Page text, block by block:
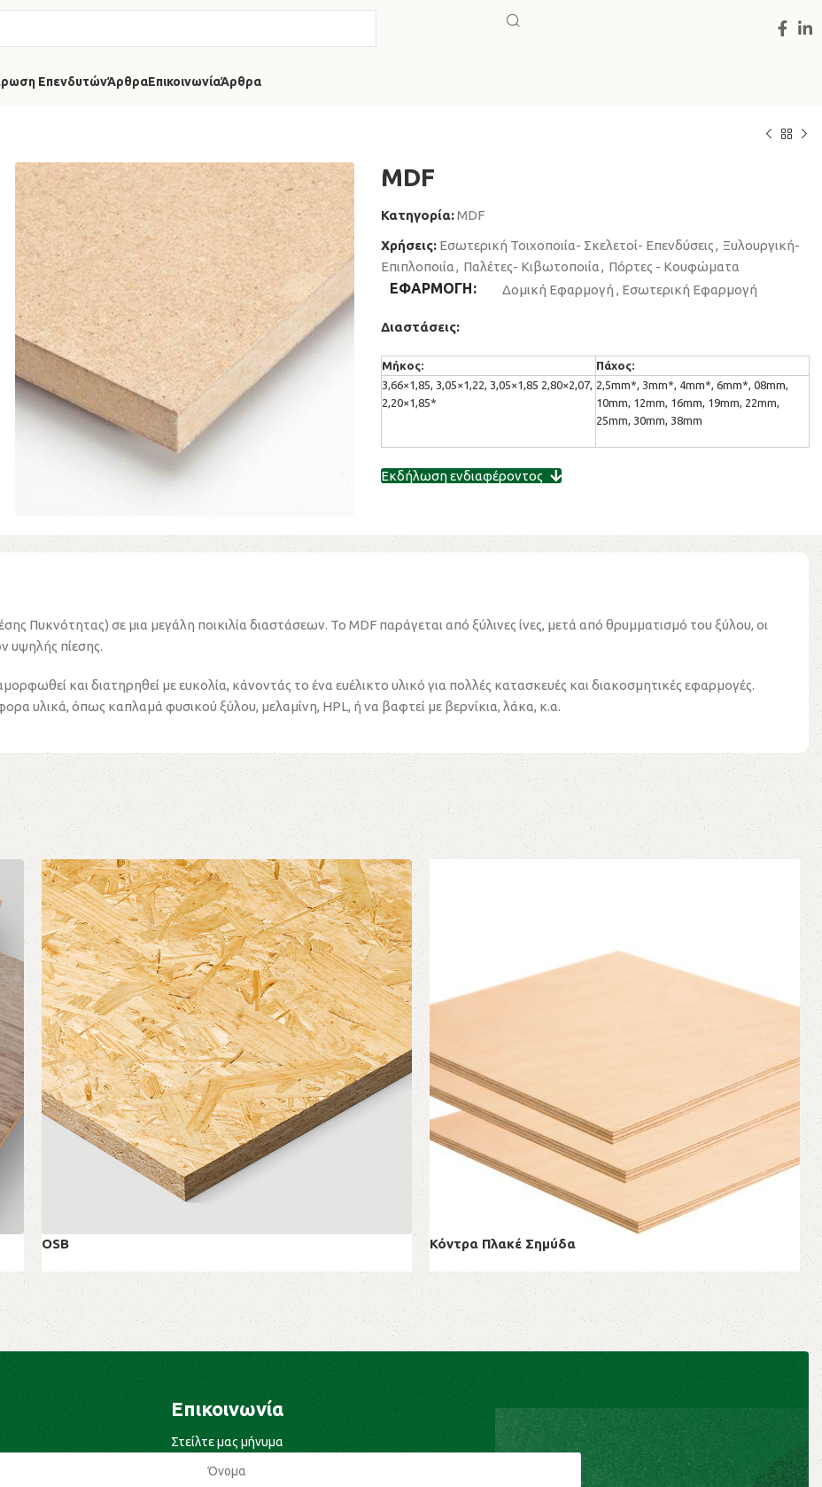
ΕπενδυτώνΆρθραΕπικοινωνίαΆρθρα
MDF
Κατηγορία:MDF
Χρήσεις: Εσωτερική Τοιχοποιία- Σκελετοί- Επενδύσεις, Ξυλουργική-
Επιπλοποιία, Παλέτες- Κιβωτοποιία, Πόρτες - Κουφώματα
ΕΦΑΡΜΟΓΗ Δομική Εφαρμογή , Εσωτερική Εφαρμογή
Διαστάσεις:
Μήκος:
3,66×1,85, 3,05×1,22, 3,05×1,85 2,80×2,07,
2,20×1,85*
Πάχος:
2,5mm*, 3mm*, 4mm*, 6mm*, 08mm,
10mm, 12mm, 16mm, 19mm, 22mm,
25mm, 30mm, 38mm
Εκδήλωση ενδιαφέροντος
Πυκνότητας) σε μια μεγάλη ποικιλία διαστάσεων. Το MDF παράγεται από ξύλινες ίνες, μετά από θρυμματισμό του ξύλου, οι
υψηλής πίεσης.
και διατηρηθεί με ευκολία, κάνοντάς το ένα ευέλικτο υλικό για πολλές κατασκευές και διακοσμητικές εφαρμογές.
υλικά, όπως καπλαμά φυσικού ξύλου, μελαμίνη, HPL, ή να βαφτεί με βερνίκια, λάκα, κ.α.
OSB
OSB
Κόντρα Πλακέ Σημύδα
Κόντρα Πλακέ
Επικοινωνία
Στείλτε μας μήνυμα